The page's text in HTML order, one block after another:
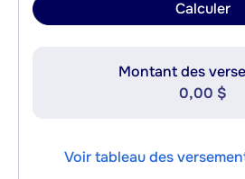
Calculer
Montant des
0,00 $
Voir tableau des